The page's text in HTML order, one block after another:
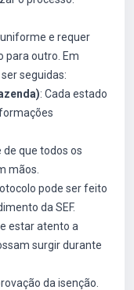
uniforme e requer
para outro. Em
seguidas:
: Cada estado
de que todos os
mãos.
pode ser feito
da SEF.
estar atento a
surgir durante
da isenção.